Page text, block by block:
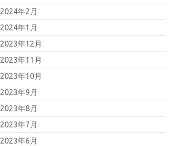
2024年2月
2024年1月
2023年12月
2023年11月
2023年10月
2023年9月
2023年8月
2023年7月
2023年6月